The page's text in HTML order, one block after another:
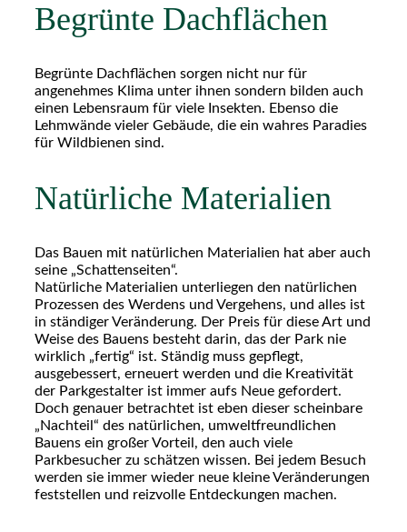
Begrünte Dachflächen
Begrünte Dachflächen sorgen nicht nur für
angenehmes Klima unter ihnen sondern bilden auch
einen Lebensraum für viele Insekten. Ebenso die
Lehmwände vieler Gebäude, die ein wahres Paradies
für Wildbienen sind.
Natürliche Materialien
Das Bauen mit natürlichen Materialien hat aber auch
seine „Schattenseiten“.
Natürliche Materialien unterliegen den natürlichen
Prozessen des Werdens und Vergehens, und alles ist
in ständiger Veränderung. Der Preis für diese Art und
Weise des Bauens besteht darin, das der Park nie
wirklich „fertig“ ist. Ständig muss gepflegt,
ausgebessert, erneuert werden und die Kreativität
der Parkgestalter ist immer aufs Neue gefordert.
Doch genauer betrachtet ist eben dieser scheinbare
„Nachteil“ des natürlichen, umweltfreundlichen
Bauens ein großer Vorteil, den auch viele
Parkbesucher zu schätzen wissen. Bei jedem Besuch
werden sie immer wieder neue kleine Veränderungen
feststellen und reizvolle Entdeckungen machen.